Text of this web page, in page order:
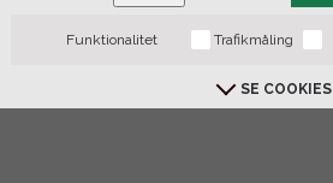
Funktionalitet Trafikmåling
SE COOKIES